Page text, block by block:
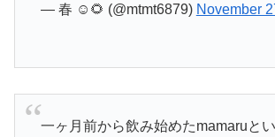
— 春 ☺︎🌻 (@mtmt6879) November
一ヶ月前から飲み始めたmamaruと